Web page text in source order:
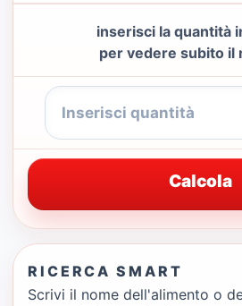
inserisci la quantità
per vedere subito il
Calcola
RICERCA SMART
Scrivi il nome dell'alimento o